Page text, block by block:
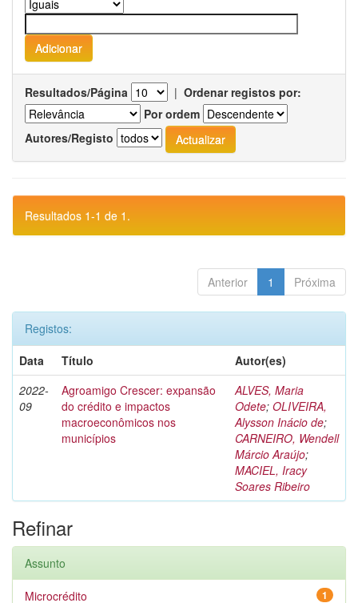
Resultados/Página | Ordenar registos por:
Por ordem
Autores/Registo
Resultados 1-1 de 1.
Anterior 1 Próxima
Registos:
Data
Título
Autor(es)
2022-
09
Agroamigo Crescer: expansão
do crédito e impactos
macroeconômicos nos
municípios
ALVES, Maria
Odete; OLIVEIRA,
Alysson Inácio de;
CARNEIRO, Wendell
Márcio Araújo;
MACIEL, Iracy
Soares Ribeiro
Refinar
Assunto
1
Microcrédito